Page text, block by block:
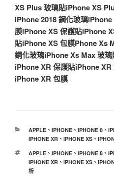
XS Plus 玻璃貼iPhone XS
iPhone 2018 鋼化玻璃iPhone
膜iPhone XS 保護貼iPhone
貼iPhone XS 包膜Phone Xs
鋼化玻璃iPhone Xs Max 玻璃
iPhone XR 保護貼iPhone XR
iPhone XR 包膜
分
類
APPLE、 IPHONE、 IPHONE 8、
IPHONE XR、 IPHONE XS、
標
籤
APPLE、 IPHONE、 IPHONE 8、
IPHONE XR、 IPHONE XS、
析